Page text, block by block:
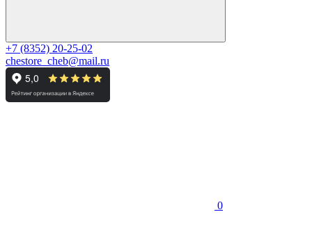
+7 (8352) 20-25-02
chestore_cheb@mail.ru
0